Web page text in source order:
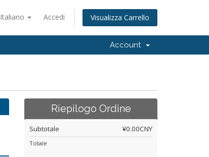
Italiano Accedi Visualizza Carrello
Account
Riepilogo Ordine
Subtotale ¥0.00CNY
Totale